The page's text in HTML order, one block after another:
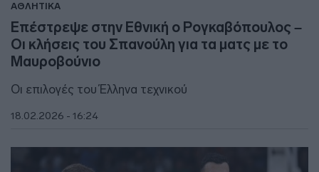
ΑΘΛΗΤΙΚΑ
Επέστρεψε στην Εθνική ο Ρογκαβόπουλος –
Οι κλήσεις του Σπανούλη για τα ματς με το
Μαυροβούνιο
Οι επιλογές του Έλληνα τεχνικού
18.02.2026 - 16:24